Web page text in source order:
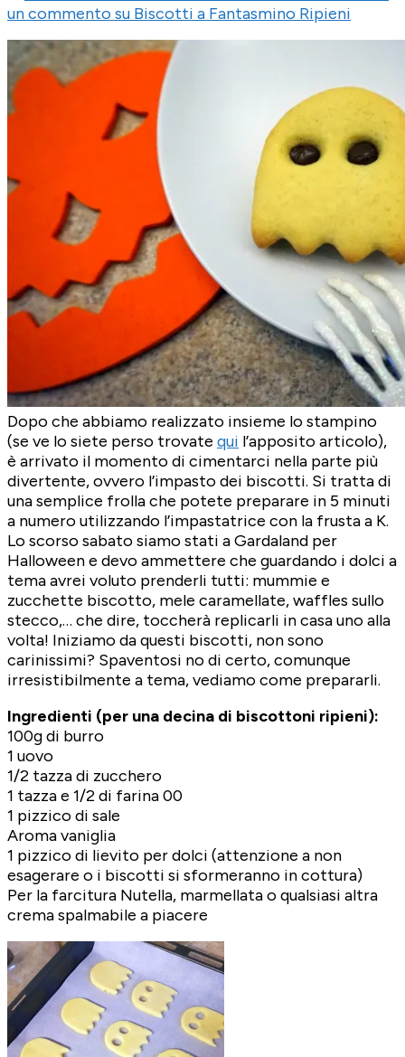
un commento su Biscotti a Fantasmino Ripieni
Dopo che abbiamo realizzato insieme lo stampino
(se ve lo siete perso trovate qui l’apposito articolo),
è arrivato il momento di cimentarci nella parte più
divertente, ovvero l’impasto dei biscotti. Si tratta di
una semplice frolla che potete preparare in 5 minuti
a numero utilizzando l’impastatrice con la frusta a K.
Lo scorso sabato siamo stati a Gardaland per
Halloween e devo ammettere che guardando i dolci a
tema avrei voluto prenderli tutti: mummie e
zucchette biscotto, mele caramellate, waffles sullo
stecco,… che dire, toccherà replicarli in casa uno alla
volta! Iniziamo da questi biscotti, non sono
carinissimi? Spaventosi no di certo, comunque
irresistibilmente a tema, vediamo come prepararli.
Ingredienti (per una decina di biscottoni ripieni):
100g di burro
1 uovo
1/2 tazza di zucchero
1 tazza e 1/2 di farina 00
1 pizzico di sale
Aroma vaniglia
1 pizzico di lievito per dolci (attenzione a non
esagerare o i biscotti si sformeranno in cottura)
Per la farcitura Nutella, marmellata o qualsiasi altra
crema spalmabile a piacere